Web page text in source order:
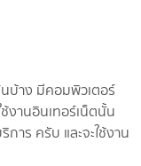
บ้าง มีคอมพิวเตอร์
งานอินเทอร์เน็ตนั้น
การ ครับ และจะใช้งาน